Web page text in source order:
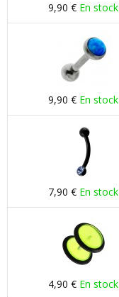
9,90 € En stock
9,90 € En stock
7,90 € En stock
4,90 € En stock